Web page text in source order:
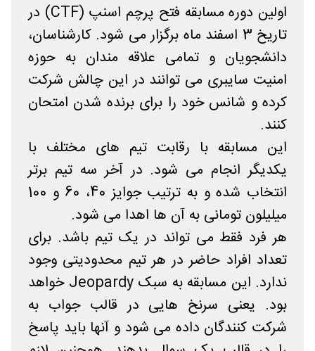
اولین دوره مسابقه فتح پرچم اسنپ (CTF) در
تاریخ 3 اسفند ماه برگزار می شود. کارشناسان،
دانشجویان و تمامی علاقه مندان به حوزه
امنیت سایبری می توانند در این چالش شرکت
کرده و شانس خود را برای برنده شدن امتحان
کنند.
این مسابقه با رقابت تیم های مختلف با
یکدیگر انجام می شود. در آخر سه تیم برتر
انتخاب شده و به ترتیب جوایز 40، 60 و 100
میلیلون تومانی به آن ها اهدا می شود.
هر فرد فقط می تواند در یک تیم باشد. برای
تعداد افراد حاضر در هر تیم محدودیتی وجود
ندارد. این مسابقه به سبک Jeopardy خواهد
بود. یعنی سرنخ هایی در قالب جواب به
شرکت کنندگان داده می شود و آنها باید پاسخ